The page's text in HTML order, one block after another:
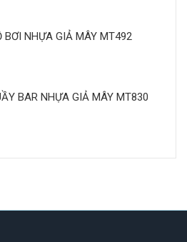
BƠI NHỰA GIẢ MÂY MT492
BAR NHỰA GIẢ MÂY MT830